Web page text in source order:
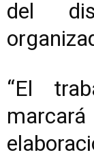
del
“El